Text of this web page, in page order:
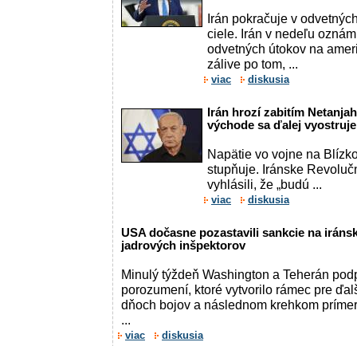
Irán pokračuje v
ciele. Irán v nedeľu
odvetných útokov na
zálive po tom, ...
viac diskusia
Irán hrozí zabitím
východe sa ďalej vyostruje
Napätie vo vojne na
stupňuje. Iránske
vyhlásili, že „budú ...
viac diskusia
USA dočasne pozastavili sankcie na
jadrových inšpektorov
Minulý týždeň Washington a Teherán
porozumení, ktoré vytvorilo rámec pre
dňoch bojov a následnom krehkom
...
viac diskusia